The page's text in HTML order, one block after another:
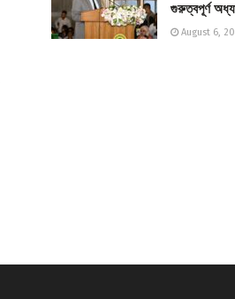
গুরুত্বপূর্ণ
August 6,